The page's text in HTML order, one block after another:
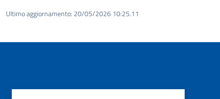
Ultimo aggiornamento: 20/05/2026 10:25.11